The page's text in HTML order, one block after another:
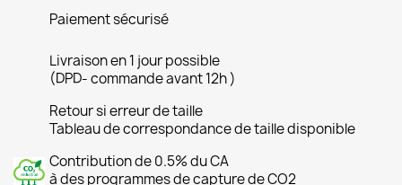
Paiement sécurisé
Livraison en 1 jour possible
(DPD- commande avant 12h )
Retour si erreur de taille
Tableau de correspondance de taille disponible
Contribution de 0.5% du CA
à des programmes de capture de CO2